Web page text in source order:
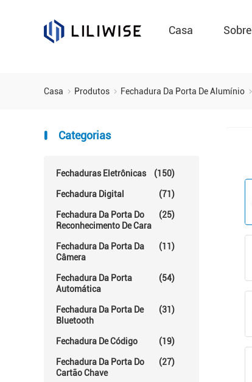
Casa Sobre
Casa Produtos Fechadura Da Porta De Alumínio
Categorias
Fechaduras Eletrônicas (150)
Fechadura Digital (71)
Fechadura Da Porta Do
Reconhecimento De Cara
(25)
Fechadura Da Porta Da
Câmera
(11)
Fechadura Da Porta
Automática
(54)
Fechadura Da Porta De
Bluetooth
(31)
Fechadura De Código (19)
Fechadura Da Porta Do
Cartão Chave
(27)